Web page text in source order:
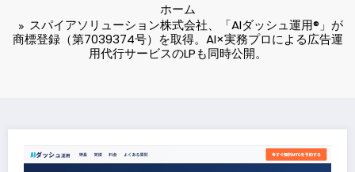
ホーム
スパイアソリューション株式会社、「AIダッシュ運用®」が
商標登録（第7039374号）を取得。AI×実務プロによる広告運
用代行サービスのLPも同時公開。